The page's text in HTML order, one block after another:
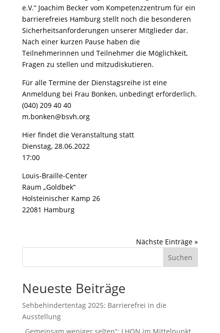
e.V.“ Joachim Becker vom Kompetenzzentrum für ein
barrierefreies Hamburg stellt noch die besonderen
Sicherheitsanforderungen unserer Mitglieder dar.
Nach einer kurzen Pause haben die
Teilnehmerinnen und Teilnehmer die Möglichkeit,
Fragen zu stellen und mitzudiskutieren.
Für alle Termine der Dienstagsreihe ist eine
Anmeldung bei Frau Bonken, unbedingt erforderlich.
(040) 209 40 40
m.bonken@bsvh.org
Hier findet die Veranstaltung statt
Dienstag, 28.06.2022
17:00
Louis-Braille-Center
Raum „Goldbek“
Holsteinischer Kamp 26
22081 Hamburg
Nächste Einträge »
Suchen
Neueste Beiträge
Sehbehindertentag 2025: Barrierefrei in die
Ausstellung